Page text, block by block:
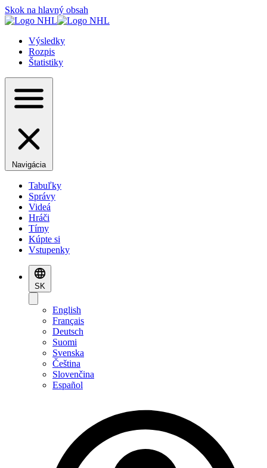
Skok na hlavný obsah
Výsledky
Rozpis
Štatistiky
Navigácia
Tabuľky
Správy
Videá
Hráči
Tímy
Kúpte si
Vstupenky
SK
English
Français
Deutsch
Suomi
Svenska
Čeština
Slovenčina
Español